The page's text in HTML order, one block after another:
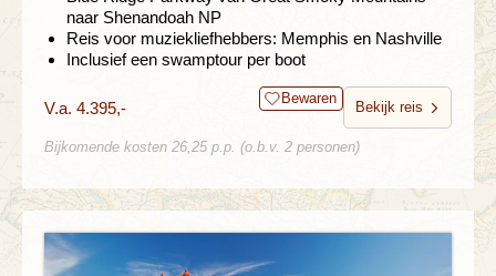
naar Shenandoah NP
Reis voor muziekliefhebbers: Memphis en Nashville
Inclusief een swamptour per boot
V.a. 4.395,- Bewaren
Bekijk reis
Bijkomende kosten 26,25 p.p. (o.b.v. 2 personen)